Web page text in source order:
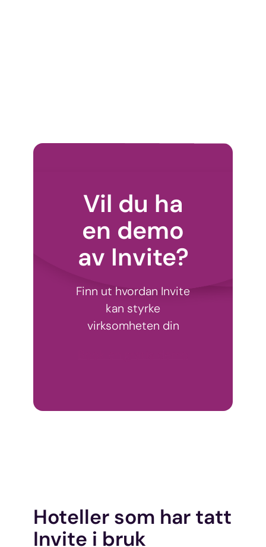
Vil du ha
en demo
av Invite?
Finn ut hvordan Invite
kan styrke
virksomheten din
Hoteller som har tatt
Invite i bruk